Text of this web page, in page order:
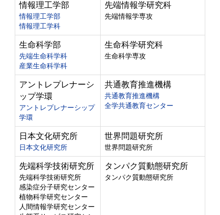
情報理工学部
情報理工学部
情報理工学科
先端情報学研究科
先端情報学専攻
生命科学部
先端生命科学科
産業生命科学科
生命科学研究科
生命科学専攻
アントレプレナーシ
ップ学環
アントレプレナーシップ
学環
共通教育推進機構
共通教育推進機構
全学共通教育センター
日本文化研究所
日本文化研究所
世界問題研究所
世界問題研究所
先端科学技術研究所
先端科学技術研究所
感染症分子研究センター
植物科学研究センター
人間情報学研究センター
タンパク質動態研究所
タンパク質動態研究所